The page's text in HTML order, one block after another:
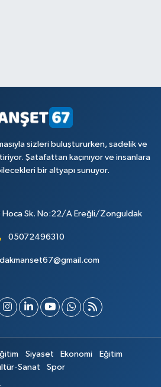
sizleri buluştururken, sadelik ve
Şatafattan kaçınıyor ve insanlara
bir altyapı sunuyor.
Hoca Sk. No:22/A Ereğli/Zonguldak
05072496310
Siyaset Ekonomi
Eğitim
Sanat
Spor